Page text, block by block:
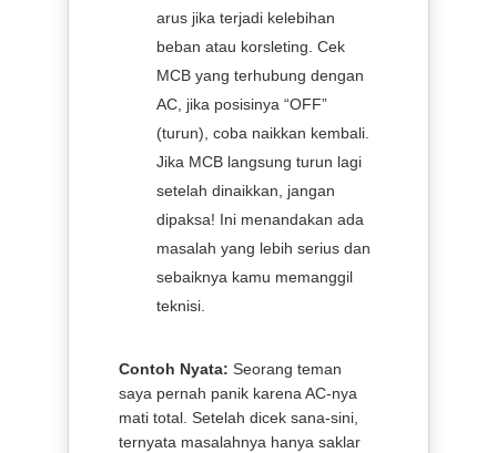
arus jika terjadi kelebihan
beban atau korsleting. Cek
MCB yang terhubung dengan
AC, jika posisinya “OFF”
(turun), coba naikkan kembali.
Jika MCB langsung turun lagi
setelah dinaikkan, jangan
dipaksa! Ini menandakan ada
masalah yang lebih serius dan
sebaiknya kamu memanggil
teknisi.
Contoh Nyata: Seorang teman
saya pernah panik karena AC-nya
mati total. Setelah dicek sana-sini,
ternyata masalahnya hanya saklar